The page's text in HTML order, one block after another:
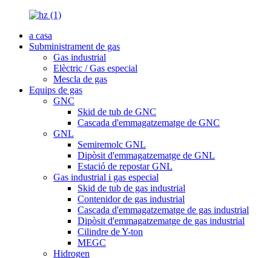
a casa
Subministrament de gas
Gas industrial
Elèctric / Gas especial
Mescla de gas
Equips de gas
GNC
Skid de tub de GNC
Cascada d'emmagatzematge de GNC
GNL
Semiremolc GNL
Dipòsit d'emmagatzematge de GNL
Estació de repostar GNL
Gas industrial i gas especial
Skid de tub de gas industrial
Contenidor de gas industrial
Cascada d'emmagatzematge de gas industrial
Dipòsit d'emmagatzematge de gas industrial
Cilindre de Y-ton
MEGC
Hidrogen